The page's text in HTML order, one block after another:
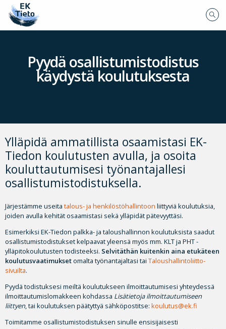
Pyydä osallistumistodistus
käydystä koulutuksesta
Ylläpidä ammatillista osaamistasi EK-
Tiedon koulutusten avulla, ja osoita
kouluttautumisesi työnantajallesi
osallistumistodistuksella.
Järjestämme useita talous- ja henkilöstöhallintoon liittyviä koulutuksia,
joiden avulla kehität osaamistasi sekä ylläpidät pätevyyttäsi.
Esimerkiksi EK-Tiedon palkka- ja taloushallinnon koulutuksista saadut
osallistumistodistukset kelpaavat yleensä myös mm. KLT ja PHT -
ylläpitokoulutusten todisteeksi. Selvitäthän kuitenkin aina etukäteen
koulutusvaatimuksetomalta työnantajaltasi tai Taloushallintoliitto-
sivuilta.
Pyydä todistuksesi meiltä koulutukseen ilmoittautumisesi yhteydessä
ilmoittautumislomakkeen kohdassa Lisätietoja ilmoittautumiseen
liittyen, tai koulutuksen päätyttyä sähköpostitse: koulutus@ek.fi
Toimitamme osallistumistodistuksen sinulle ensisijaisesti